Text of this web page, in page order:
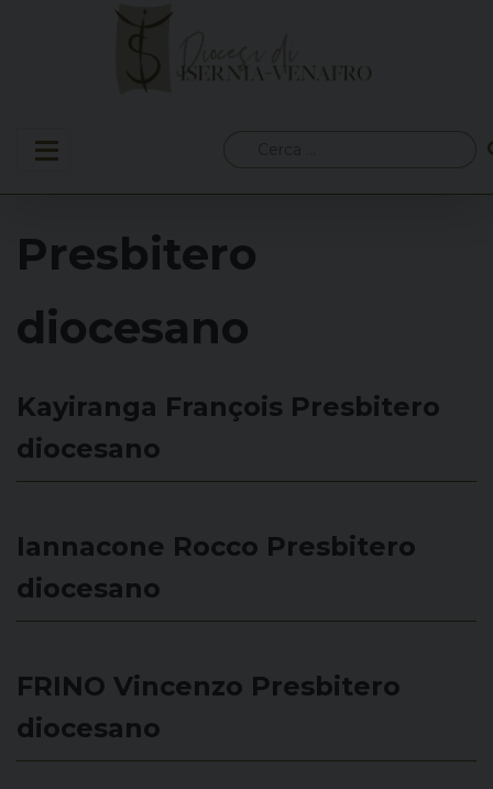
per:
Presbitero
diocesano
Kayiranga François Presbitero
diocesano
Iannacone Rocco Presbitero
diocesano
FRINO Vincenzo Presbitero
diocesano